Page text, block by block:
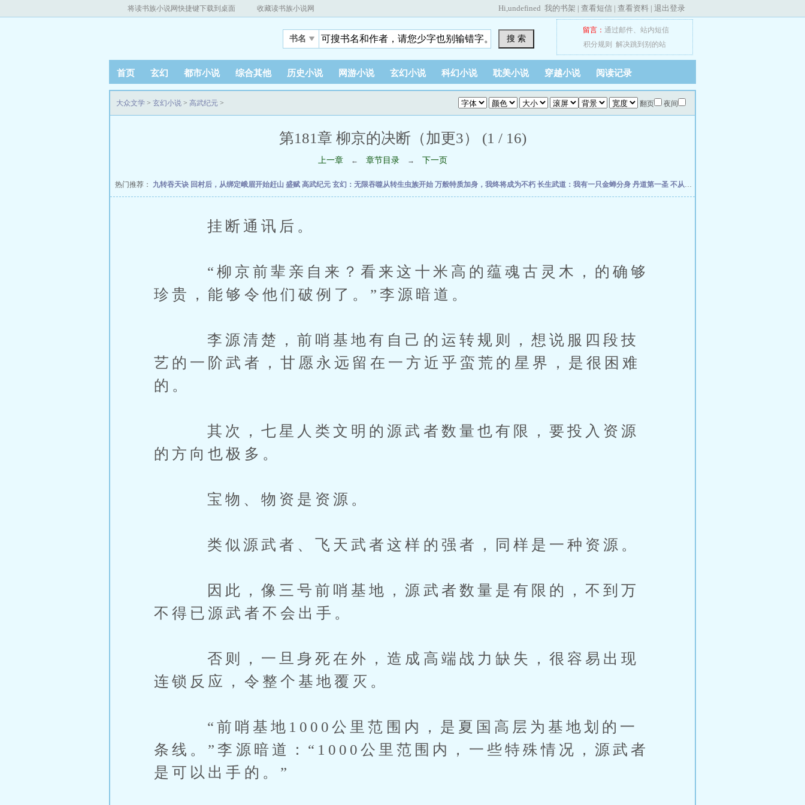
将读书族小说网快捷键下载到桌面 收藏读书族小说网 Hi,undefined 我的书架 | 查看短信 | 查看资料 | 退出登录
书名 搜 索
留言： 通过邮件、 站内短信
积分规则
解决跳到别的站
首页 玄幻 都市小说 综合其他 历史小说 网游小说 玄幻小说 科幻小说 耽美小说 穿越小说 阅读记录
翻页 夜间
大众文学 > 玄幻小说 > 高武纪元 >
第181章 柳京的决断（加更3） (1 / 16)
上一章 ← 章节目录 → 下一页
热门推荐： 九转吞天诀 回村后，从绑定峨眉开始赶山 盛赋 高武纪元 玄幻：无限吞噬从转生虫族开始 万般特质加身，我终将成为不朽 长生武道：我有一只金蝉分身 丹道第一圣 不从圣
挂断通讯后。
“柳京前辈亲自来？看来这十米高的蕴魂古灵木，的确够
珍贵，能够令他们破例了。”李源暗道。
李源清楚，前哨基地有自己的运转规则，想说服四段技
艺的一阶武者，甘愿永远留在一方近乎蛮荒的星界，是很困难
的。
其次，七星人类文明的源武者数量也有限，要投入资源
的方向也极多。
宝物、物资是资源。
类似源武者、飞天武者这样的强者，同样是一种资源。
因此，像三号前哨基地，源武者数量是有限的，不到万
不得已源武者不会出手。
否则，一旦身死在外，造成高端战力缺失，很容易出现
连锁反应，令整个基地覆灭。
“前哨基地1000公里范围内，是夏国高层为基地划的一
条线。”李源暗道：“1000公里范围内，一些特殊情况，源武者
是可以出手的。”